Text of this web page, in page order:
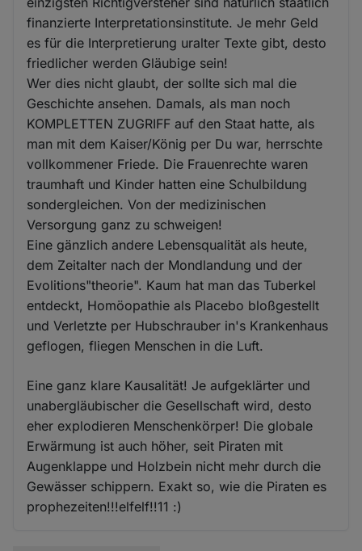
finanzierte Interpretationsinstitute. Je mehr Geld
es für die Interpretierung uralter Texte gibt, desto
friedlicher werden Gläubige sein!
Wer dies nicht glaubt, der sollte sich mal die
Geschichte ansehen. Damals, als man noch
KOMPLETTEN ZUGRIFF auf den Staat hatte, als
man mit dem Kaiser/König per Du war, herrschte
vollkommener Friede. Die Frauenrechte waren
traumhaft und Kinder hatten eine Schulbildung
sondergleichen. Von der medizinischen
Versorgung ganz zu schweigen!
Eine gänzlich andere Lebensqualität als heute,
dem Zeitalter nach der Mondlandung und der
Evolitions"theorie". Kaum hat man das Tuberkel
entdeckt, Homöopathie als Placebo bloßgestellt
und Verletzte per Hubschrauber in's Krankenhaus
geflogen, fliegen Menschen in die Luft.
Eine ganz klare Kausalität! Je aufgeklärter und
unabergläubischer die Gesellschaft wird, desto
eher explodieren Menschenkörper! Die globale
Erwärmung ist auch höher, seit Piraten mit
Augenklappe und Holzbein nicht mehr durch die
Gewässer schippern. Exakt so, wie die Piraten es
prophezeiten!!!elfelf!!11 :)